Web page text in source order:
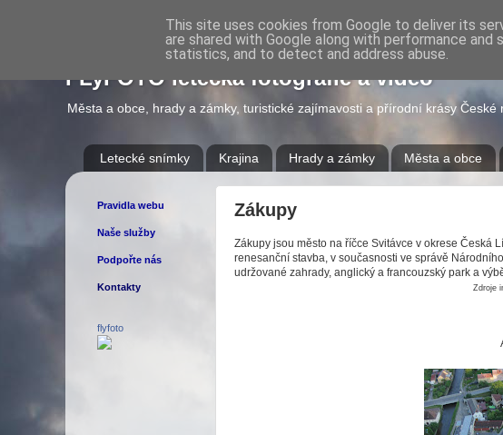
FLyFOTO letecká fotografie a video
Města a obce, hrady a zámky, turistické zajímavosti a přírodní krásy
Letecké snímky Krajina Hrady a zámky Města a obce
Zákupy
Zákupy jsou město na říčce Svitávce v okrese Česká
renesanční stavba, v současnosti ve správě
udržované zahrady, anglický a francouzský park a
Zdroje
Pravidla webu
Naše služby
Podpořte nás
Kontakty
flyfoto
This site uses cookies from Google to deliver its
are shared with Google along with performance
statistics, and to detect and address abuse.